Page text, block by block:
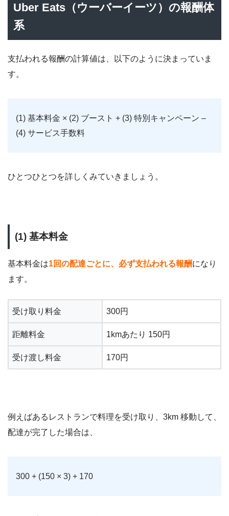
Uber Eats（ウーバーイーツ）の報酬体
系
支払われる報酬の計算値は、以下のように決まっていま
す。
(1) 基本料金 × (2) ブースト + (3) 特別キャンペーン –
(4) サービス手数料
ひとつひとつを詳しくみていきましょう。
(1) 基本料金
基本料金は1回の配達ごとに、必ず支払われる報酬になり
ます。
受け取り料金 300円
距離料金 1kmあたり 150円
受け渡し料金 170円
例えばあるレストランで料理を受け取り、3km 移動して、
配達が完了した場合は、
300 + (150 × 3) + 170